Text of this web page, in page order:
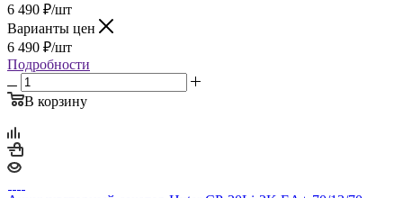
6 490 ₽/шт
Варианты цен
6 490 ₽/шт
Подробности
В корзину